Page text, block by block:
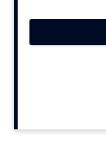
Carriere